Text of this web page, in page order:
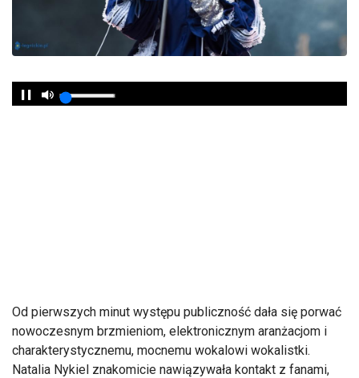
Od pierwszych minut występu publiczność dała się porwać
nowoczesnym brzmieniom, elektronicznym aranżacjom i
charakterystycznemu, mocnemu wokalowi wokalistki.
Natalia Nykiel znakomicie nawiązywała kontakt z fanami,